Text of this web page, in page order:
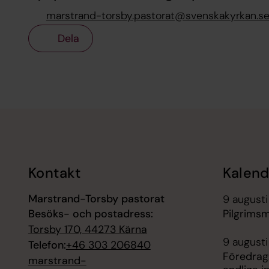
marstrand-torsby.pastorat@svenskakyrkan.se
Dela
Kontakt
Marstrand-Torsby pastorat
Besöks- och postadress:
Torsby 170, 44273 Kärna
Telefon:+46 303 206840
marstrand-
9 augusti
9 augusti